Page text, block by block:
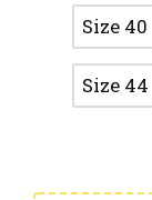
Size 40
Size 44